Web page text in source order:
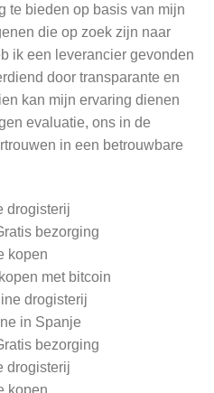
te bieden op basis van mijn
die op zoek zijn naar
ik een leverancier gevonden
door transparante en
kan mijn ervaring dienen
evaluatie, ons in de
in een betrouwbare
drogisterij
bezorging
kopen
met bitcoin
drogisterij
in Spanje
bezorging
drogisterij
kopen